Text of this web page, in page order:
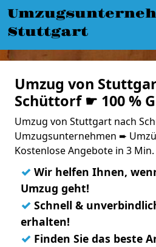
Stuttgart
Umzug von
Schüttorf ☛ 100 %
Umzug von Stuttgart nach
Umzugsunternehmen ➨
Kostenlose Angebote in 3 Min.
✓ Wir helfen Ihnen,
Umzug geht!
✓ Schnell &
erhalten!
✓ Finden Sie das beste